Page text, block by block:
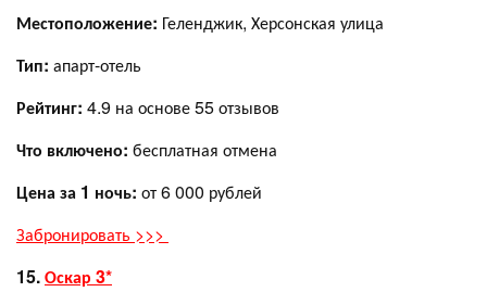
Местоположение: Геленджик, Херсонская улица
Тип: апарт-отель
Рейтинг: 4.9 на основе 55 отзывов
Что включено: бесплатная отмена
Цена за 1 ночь: от 6 000 рублей
Забронировать >>>
15.Оскар 3*